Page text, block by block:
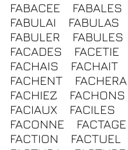
FABACEE FABALES
FABULAI
FABULAS
FABULER
FABULES
FACADES
FACETIE
FACHAIS
FACHAIT
FACHENT
FACHERA
FACHIEZ
FACHONS
FACIAUX
FACILES
FACONNE
FACTAGE
FACTION
FACTUEL